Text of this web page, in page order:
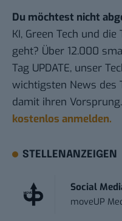
Du möchtest nicht
KI, Green Tech und
geht? Über 12.000
Tag UPDATE, unser
wichtigsten News des
damit ihren Vorsprung.
kostenlos anmelden.
STELLENANZEIGEN
Social
moveUP